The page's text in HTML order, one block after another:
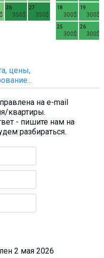
350$
26
350$
27
300$
18
300$
19
300$
25
300$
26
цены,
на e-mail
квартиры.
- пишите нам на
разбираться.
2 мая 2026